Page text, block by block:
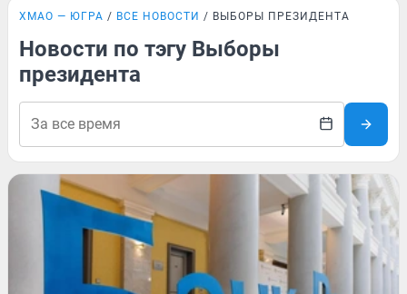
ХМАО — ЮГРА ВСЕ НОВОСТИ ВЫБОРЫ ПРЕЗИДЕНТА
Новости по тэгу Выборы
президента